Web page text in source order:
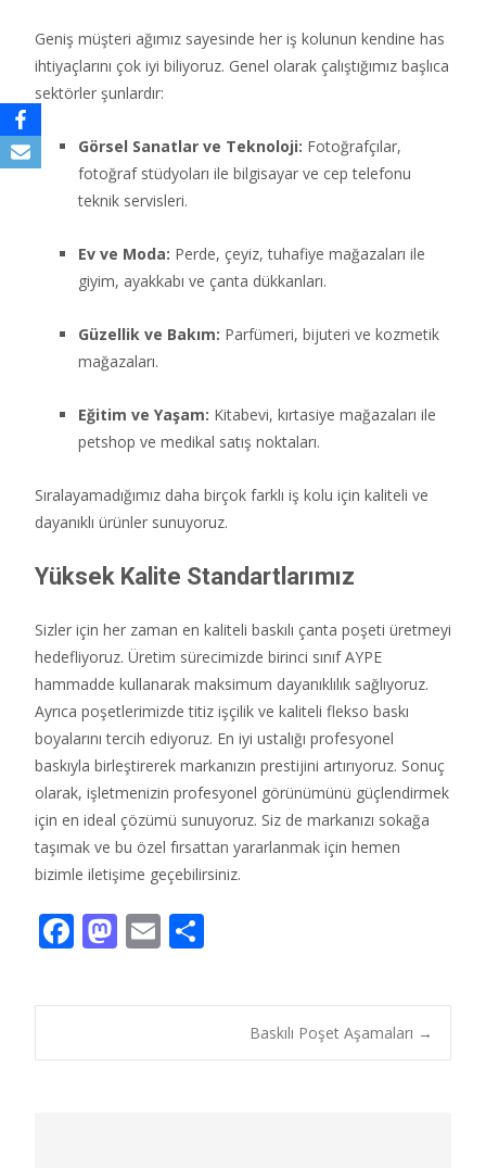
Geniş müşteri ağımız sayesinde her iş kolunun kendine has
ihtiyaçlarını çok iyi biliyoruz. Genel olarak çalıştığımız başlıca
sektörler şunlardır:
Görsel Sanatlar ve Teknoloji: Fotoğrafçılar,
fotoğraf stüdyoları ile bilgisayar ve cep telefonu
teknik servisleri.
Ev ve Moda: Perde, çeyiz, tuhafiye mağazaları ile
giyim, ayakkabı ve çanta dükkanları.
Güzellik ve Bakım: Parfümeri, bijuteri ve kozmetik
mağazaları.
Eğitim ve Yaşam: Kitabevi, kırtasiye mağazaları ile
petshop ve medikal satış noktaları.
Sıralayamadığımız daha birçok farklı iş kolu için kaliteli ve
dayanıklı ürünler sunuyoruz.
Yüksek Kalite Standartlarımız
Sizler için her zaman en kaliteli baskılı çanta poşeti üretmeyi
hedefliyoruz. Üretim sürecimizde birinci sınıf AYPE
hammadde kullanarak maksimum dayanıklılık sağlıyoruz.
Ayrıca poşetlerimizde titiz işçilik ve kaliteli flekso baskı
boyalarını tercih ediyoruz. En iyi ustalığı profesyonel
baskıyla birleştirerek markanızın prestijini artırıyoruz. Sonuç
olarak, işletmenizin profesyonel görünümünü güçlendirmek
için en ideal çözümü sunuyoruz. Siz de markanızı sokağa
taşımak ve bu özel fırsattan yararlanmak için hemen
bizimle iletişime geçebilirsiniz.
F
e
o
M
to
o
E
ai ar
Post
Baskılı Poşet Aşamaları →